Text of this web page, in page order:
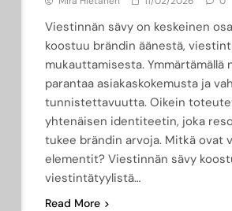
Viestinnän sävy on keskeinen
koostuu brändin äänestä,
mukauttamisesta.
parantaa asiakaskokemusta ja
tunnistettavuutta. Oikein
yhtenäisen identiteetin, joka
tukee brändin arvoja. Mitkä ovat
elementit? Viestinnän sävy
viestintätyylistä…
Read More